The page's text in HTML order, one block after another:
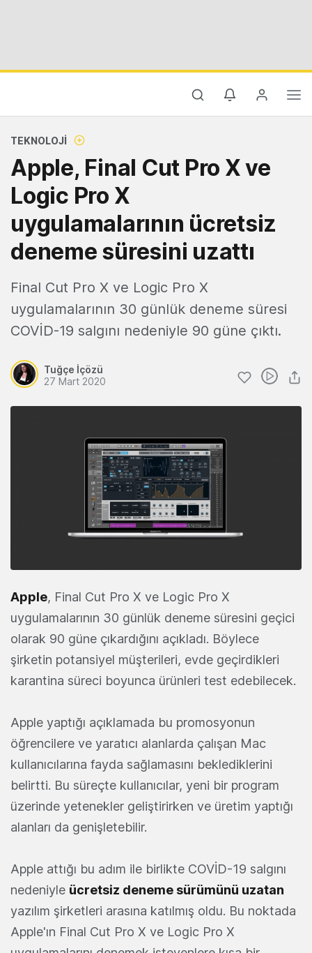
TEKNOLOJI
Apple, Final Cut Pro X ve
Logic Pro X
uygulamalarının ücretsiz
deneme süresini uzattı
Final Cut Pro X ve Logic Pro X
uygulamalarının 30 günlük deneme süresi
COVİD-19 salgını nedeniyle 90 güne çıktı.
Tuğçe İçözü
27 Mart 2020
Apple, Final Cut Pro X ve Logic Pro X
uygulamalarının 30 günlük deneme süresini geçici
olarak 90 güne çıkardığını açıkladı. Böylece
şirketin potansiyel müşterileri, evde geçirdikleri
karantina süreci boyunca ürünleri test edebilecek.
Apple yaptığı açıklamada bu promosyonun
öğrencilere ve yaratıcı alanlarda çalışan Mac
kullanıcılarına fayda sağlamasını beklediklerini
belirtti. Bu süreçte kullanıcılar, yeni bir program
üzerinde yetenekler geliştirirken ve üretim yaptığı
alanları da genişletebilir.
Apple attığı bu adım ile birlikte COVİD-19 salgını
nedeniyle ücretsiz deneme sürümünü uzatan
yazılım şirketleri arasına katılmış oldu. Bu noktada
Apple'ın Final Cut Pro X ve Logic Pro X